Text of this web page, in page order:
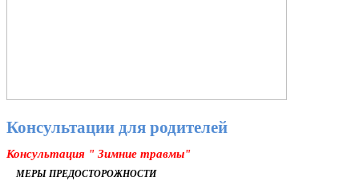
Консультации для родителей
Консультация " Зимние травмы"
МЕРЫ ПРЕДОСТОРОЖНОСТИ